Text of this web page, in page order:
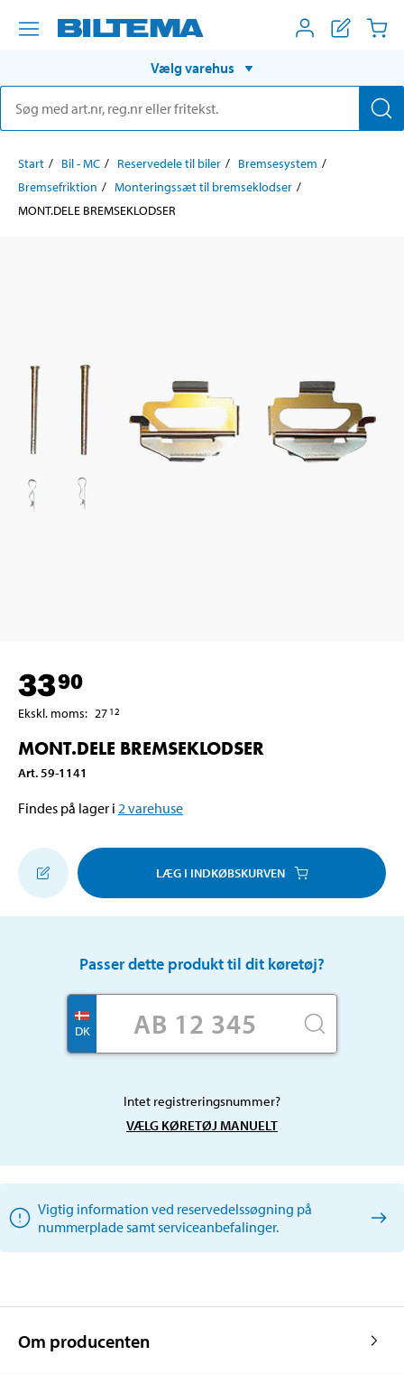
Vælg varehus
Start Bil - MC Reservedele til biler
Bremsesystem
Bremsefriktion
Monteringssæt til bremseklodser
MONT.DELE BREMSEKLODSER
3390
Ekskl. moms: 27 12
MONT.DELE BREMSEKLODSER
Art. 59-1141
Findes på lager i 2 varehuse
LÆG I INDKØBSKURVEN
Passer dette produkt til dit køretøj?
DK
Intet registreringsnummer?
VÆLG KØRETØJ MANUELT
Vigtig information ved reservedelssøgning på
nummerplade samt serviceanbefalinger.
Om producenten